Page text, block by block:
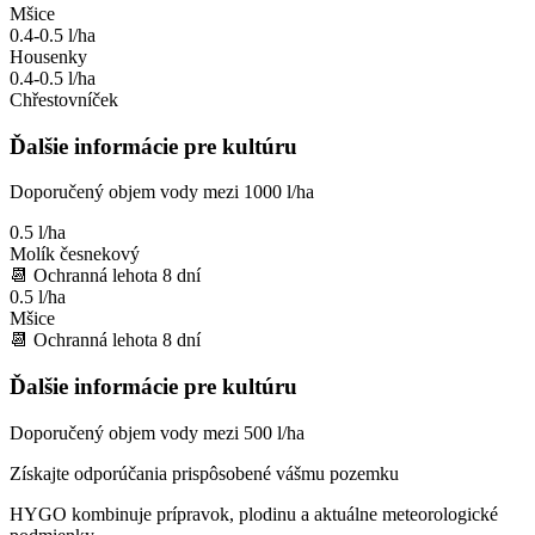
Mšice
0.4-0.5 l/ha
Housenky
0.4-0.5 l/ha
Chřestovníček
Ďalšie informácie pre kultúru
Doporučený objem vody mezi 1000 l/ha
0.5 l/ha
Molík česnekový
📆 Ochranná lehota 8 dní
0.5 l/ha
Mšice
📆 Ochranná lehota 8 dní
Ďalšie informácie pre kultúru
Doporučený objem vody mezi 500 l/ha
Získajte odporúčania prispôsobené vášmu pozemku
HYGO kombinuje prípravok, plodinu a aktuálne meteorologické